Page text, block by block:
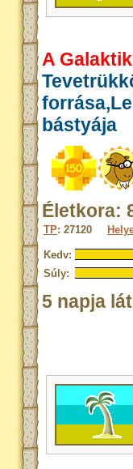
A
bástyája
Életkora:
TP: 27120
Kedv:
Súly:
5 napja